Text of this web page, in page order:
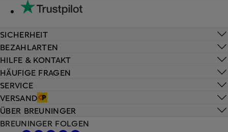
HILFE & KONTAKT
HÄUFIGE FRAGEN
SERVICE
VERSAND
SICHERHEIT
BEZAHLARTEN
ÜBER BREUNINGER
BREUNINGER FOLGEN